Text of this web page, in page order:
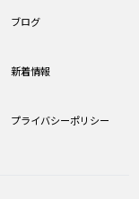
ブログ
新着情報
プライバシーポリシー